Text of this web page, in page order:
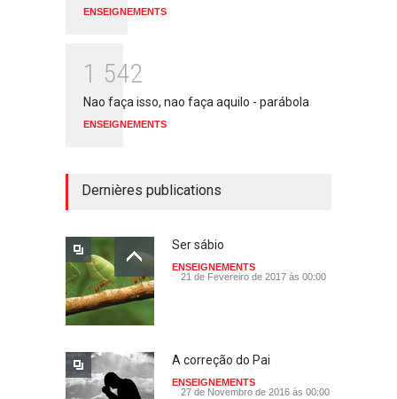
ENSEIGNEMENTS
1 542
Nao faça isso, nao faça aquilo - parábola
ENSEIGNEMENTS
Dernières publications
Ser sábio
ENSEIGNEMENTS
21 de Fevereiro de 2017 às 00:00
A correção do Pai
ENSEIGNEMENTS
27 de Novembro de 2016 às 00:00